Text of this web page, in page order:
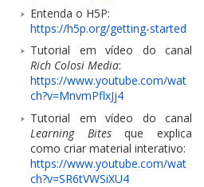
Entenda o H5P:
https://h5p.org/getting-started
Tutorial em vídeo do canal
Rich Colosi Media:
https://www.youtube.com/wat
ch?v=MnvmPflxJj4
Tutorial em vídeo do canal
Learning Bitesque explica
como criar material interativo:
https://www.youtube.com/wat
ch?v=SR6tVWSiXU4